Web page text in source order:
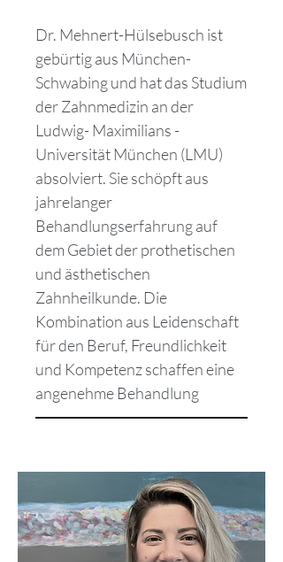
Dr. Mehnert-Hülsebusch ist
gebürtig aus München-
Schwabing und hat das Studium
der Zahnmedizin an der
Ludwig- Maximilians -
Universität München (LMU)
absolviert. Sie schöpft aus
jahrelanger
Behandlungserfahrung auf
dem Gebiet der prothetischen
und ästhetischen
Zahnheilkunde. Die
Kombination aus Leidenschaft
für den Beruf, Freundlichkeit
und Kompetenz schaffen eine
angenehme Behandlung